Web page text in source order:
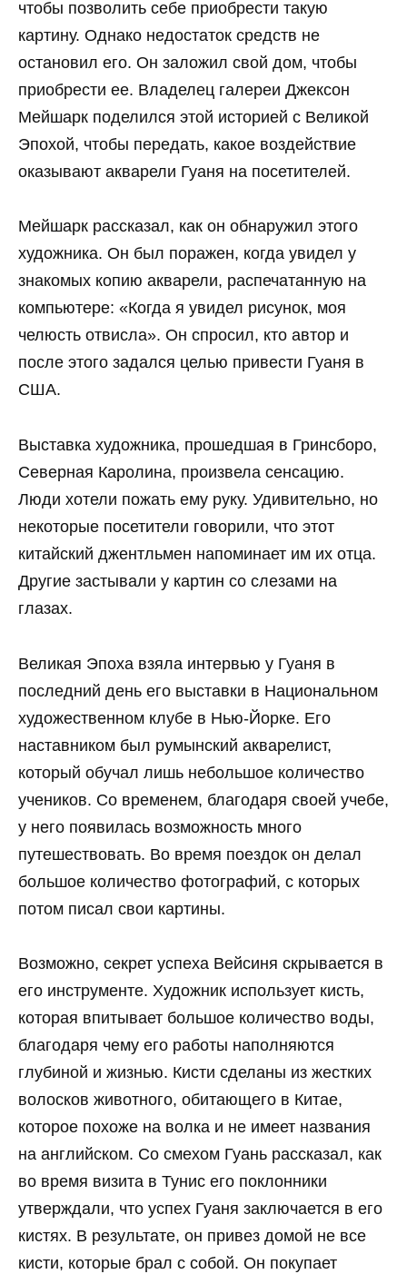
чтобы позволить себе приобрести такую
картину. Однако недостаток средств не
остановил его. Он заложил свой дом, чтобы
приобрести ее. Владелец галереи Джексон
Мейшарк поделился этой историей с Великой
Эпохой, чтобы передать, какое воздействие
оказывают акварели Гуаня на посетителей.
Мейшарк рассказал, как он обнаружил этого
художника. Он был поражен, когда увидел у
знакомых копию акварели, распечатанную на
компьютере: «Когда я увидел рисунок, моя
челюсть отвисла». Он спросил, кто автор и
после этого задался целью привести Гуаня в
США.
Выставка художника, прошедшая в Гринсборо,
Северная Каролина, произвела сенсацию.
Люди хотели пожать ему руку. Удивительно, но
некоторые посетители говорили, что этот
китайский джентльмен напоминает им их отца.
Другие застывали у картин со слезами на
глазах.
Великая Эпоха взяла интервью у Гуаня в
последний день его выставки в Национальном
художественном клубе в Нью-Йорке. Его
наставником был румынский акварелист,
который обучал лишь небольшое количество
учеников. Со временем, благодаря своей учебе,
у него появилась возможность много
путешествовать. Во время поездок он делал
большое количество фотографий, с которых
потом писал свои картины.
Возможно, секрет успеха Вейсиня скрывается в
его инструменте. Художник использует кисть,
которая впитывает большое количество воды,
благодаря чему его работы наполняются
глубиной и жизнью. Кисти сделаны из жестких
волосков животного, обитающего в Китае,
которое похоже на волка и не имеет названия
на английском. Со смехом Гуань рассказал, как
во время визита в Тунис его поклонники
утверждали, что успех Гуаня заключается в его
кистях. В результате, он привез домой не все
кисти, которые брал с собой. Он покупает